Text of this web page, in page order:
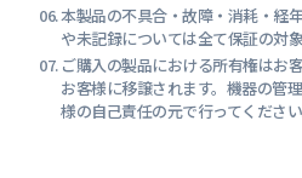
本製品の不具合・故障・消耗・経
や未記録については全て保証の対象
ご購入の製品における所有権はお
お客様に移譲されます。機器の管
様の自己責任の元で行ってください